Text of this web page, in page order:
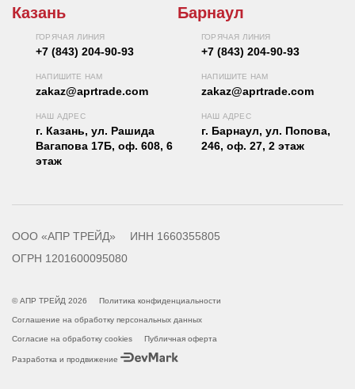
Казань
ГОРЯЧАЯ ЛИНИЯ
+7 (843) 204-90-93
НАПИШИТЕ НАМ
zakaz@aprtrade.com
НАШ АДРЕС
г. Казань, ул. Рашида
Вагапова 17Б, оф. 608, 6
этаж
Барнаул
ГОРЯЧАЯ ЛИНИЯ
+7 (843) 204-90-93
НАПИШИТЕ НАМ
zakaz@aprtrade.com
НАШ АДРЕС
г. Барнаул, ул. Попова,
246, оф. 27, 2 этаж
ООО «АПР ТРЕЙД»
ИНН 1660355805
ОГРН 1201600095080
© АПР ТРЕЙД 2026 Политика конфиденциальности
Соглашение на обработку персональных данных
Согласие на обработку cookies Публичная оферта
Разработка и продвижение